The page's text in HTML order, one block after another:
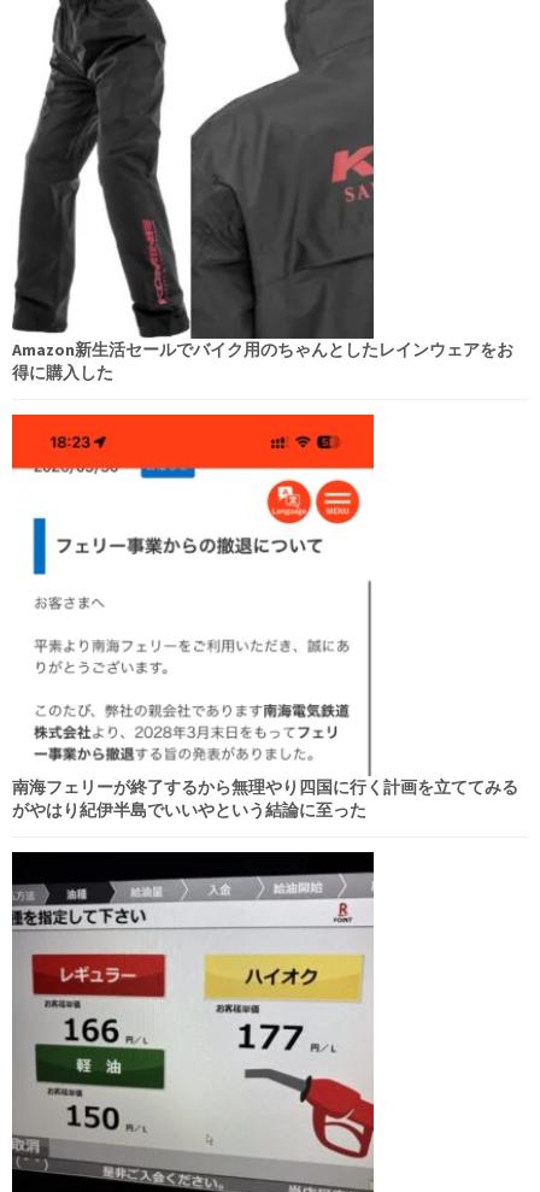
Amazon新生活セールでバイク用のちゃんとしたレインウェアをお
得に購入した
南海フェリーが終了するから無理やり四国に行く計画を立ててみる
がやはり紀伊半島でいいやという結論に至った